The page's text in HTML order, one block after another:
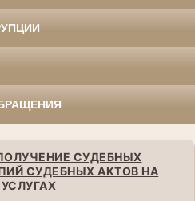
СУДЕБНЫХ
СУДЕБНЫХ АКТОВ НА